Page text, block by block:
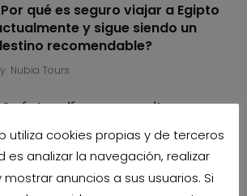
qué es seguro viajar a Egipto
y sigue siendo un
recomendable?
Nubia Tours
días se necesitan para
By Nubia Tours
utiliza cookies propias y de terceros
es analizar la navegación, realizar
anuncios a sus usuarios. Si